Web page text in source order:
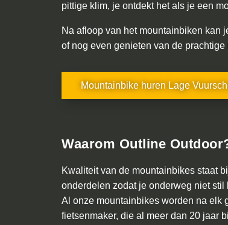
pittige klim, je ontdekt het als je een
Na afloop van het mountainbiken kan
of nog even genieten van de prachtige
Mountainbike huren Lage
Waarom Outline
Kwaliteit van de mountainbikes staat
onderdelen zodat je onderweg niet stil
Al onze mountainbikes worden na elk
fietsenmaker, die al meer dan 20 jaar